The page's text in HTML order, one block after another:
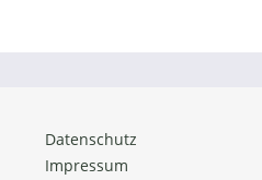
Datenschutz
Impressum